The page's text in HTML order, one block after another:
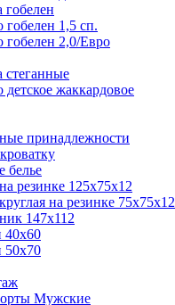
1,5 сп.
гобелен 2,0/Евро
жаккардовое
принадлежности
белье
резинке 125х75х12
на резинке 75х75х12
147х112
40х60
50х70
Мужские